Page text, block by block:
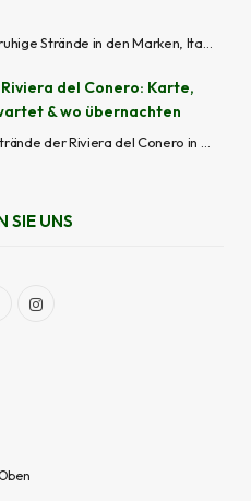
Entdecken Sie ruhige Strände in den Marken, Italien – von versteckten Buchten wie Mezzavalle bis zu beschaulichen Küstenorten wie Grottammare und Cupra Marittima, ideal, um Menschenmassen zu meiden.
del Conero: Karte,
& wo übernachten
Entdecke die Strände der Riviera del Conero in den Marken, Italien. Von abgelegenen Buchten bis zu bewirtschafteten Stränden – mit Karte, Zugangsinformationen und Tipps, wo man übernachten kann.
SIE UNS
I